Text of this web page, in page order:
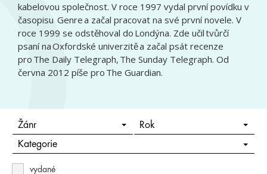
kabelovou společnost. V roce 1997 vydal první povídku v
časopisu Genre a začal pracovat na své první novele. V
roce 1999 se odstěhoval do Londýna. Zde učil tvůrčí
psaní na Oxfordské univerzitě a začal psát recenze
pro The Daily Telegraph, The Sunday Telegraph. Od
června 2012 píše pro The Guardian.
Žánr Rok
Kategorie
vydané